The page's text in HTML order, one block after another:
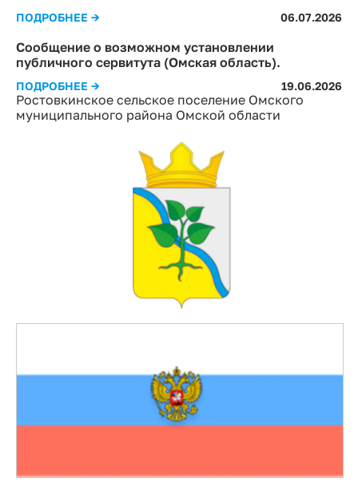
Ростовкинское сельское поселение Омского
муниципального района Омской области
ПОДРОБНЕЕ → 06.07.2026
Сообщение о возможном установлении
публичного сервитута (Омская область).
ПОДРОБНЕЕ → 19.06.2026